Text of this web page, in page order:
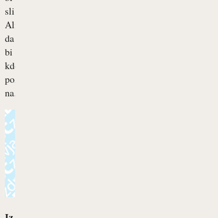
slišali?
Ali
da
bi
kdo
pozvonil
na...